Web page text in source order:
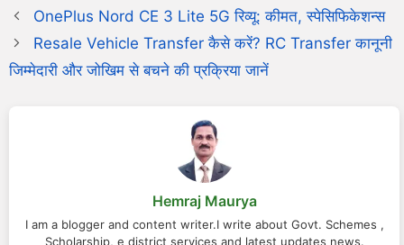
OnePlus Nord CE 3 Lite 5G रिव्यू: कीमत, स्पेसिफिकेशन्स
Resale Vehicle Transfer कैसे करें? RC Transfer कानूनी
जिम्मेदारी और जोखिम से बचने की प्रक्रिया जानें
Hemraj Maurya
I am a blogger and content writer.I write about Govt. Schemes ,
Scholarship, e district services and latest updates news.